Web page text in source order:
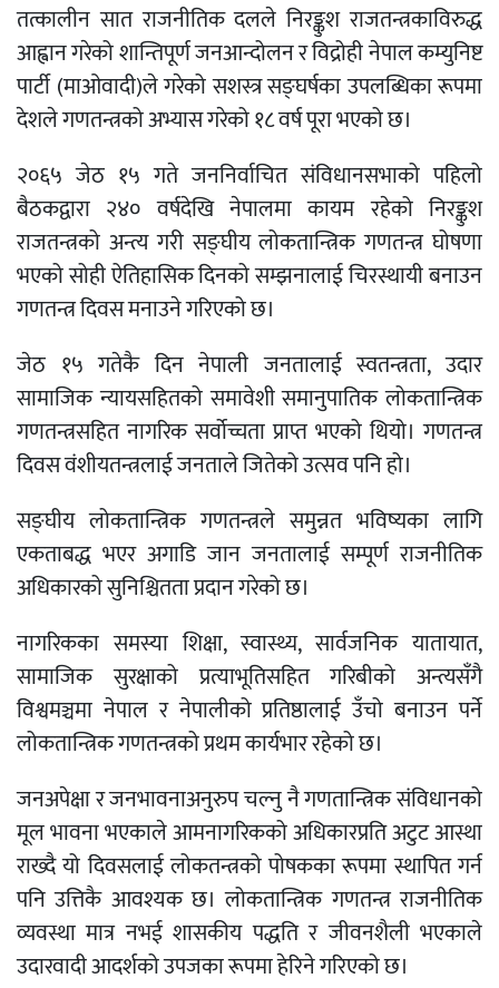
तत्कालीन सात राजनीतिक दलले निरङ्कुश राजतन्त्रकाविरुद्ध
आह्वान गरेको शान्तिपूर्ण जनआन्दोलन र विद्रोही नेपाल कम्युनिष्ट
पार्टी (माओवादी)ले गरेको सशस्त्र सङ्घर्षका उपलब्धिका रूपमा
देशले गणतन्त्रको अभ्यास गरेको १८ वर्ष पूरा भएको छ।
२०६५ जेठ १५ गते जननिर्वाचित संविधानसभाको पहिलो
बैठकद्वारा २४० वर्षदेखि नेपालमा कायम रहेको निरङ्कुश
राजतन्त्रको अन्त्य गरी सङ्घीय लोकतान्त्रिक गणतन्त्र घोषणा
भएको सोही ऐतिहासिक दिनको सम्झनालाई चिरस्थायी बनाउन
गणतन्त्र दिवस मनाउने गरिएको छ।
जेठ १५ गतेकै दिन नेपाली जनतालाई स्वतन्त्रता, उदार
सामाजिक न्यायसहितको समावेशी समानुपातिक लोकतान्त्रिक
गणतन्त्रसहित नागरिक सर्वोच्चता प्राप्त भएको थियो। गणतन्त्र
दिवस वंशीयतन्त्रलाई जनताले जितेको उत्सव पनि हो।
सङ्घीय लोकतान्त्रिक गणतन्त्रले समुन्नत भविष्यका लागि
एकताबद्ध भएर अगाडि जान जनतालाई सम्पूर्ण राजनीतिक
अधिकारको सुनिश्चितता प्रदान गरेको छ।
नागरिकका समस्या शिक्षा, स्वास्थ्य, सार्वजनिक यातायात,
सामाजिक सुरक्षाको प्रत्याभूतिसहित गरिबीको अन्त्यसँगै
विश्वमञ्चमा नेपाल र नेपालीको प्रतिष्ठालाई उँचो बनाउन पर्ने
लोकतान्त्रिक गणतन्त्रको प्रथम कार्यभार रहेको छ।
जनअपेक्षा र जनभावनाअनुरुप चल्नु नै गणतान्त्रिक संविधानको
मूल भावना भएकाले आमनागरिकको अधिकारप्रति अटुट आस्था
राख्दै यो दिवसलाई लोकतन्त्रको पोषकका रूपमा स्थापित गर्न
पनि उत्तिकै आवश्यक छ। लोकतान्त्रिक गणतन्त्र राजनीतिक
व्यवस्था मात्र नभई शासकीय पद्धति र जीवनशैली भएकाले
उदारवादी आदर्शको उपजका रूपमा हेरिने गरिएको छ।